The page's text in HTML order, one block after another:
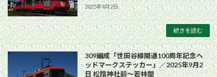
2025年9月2日
続きを読む
309編成「世田谷線開通100周年記念ヘ
ッドマークステッカー」／2025年9月2
日 松陰神社前〜若林間